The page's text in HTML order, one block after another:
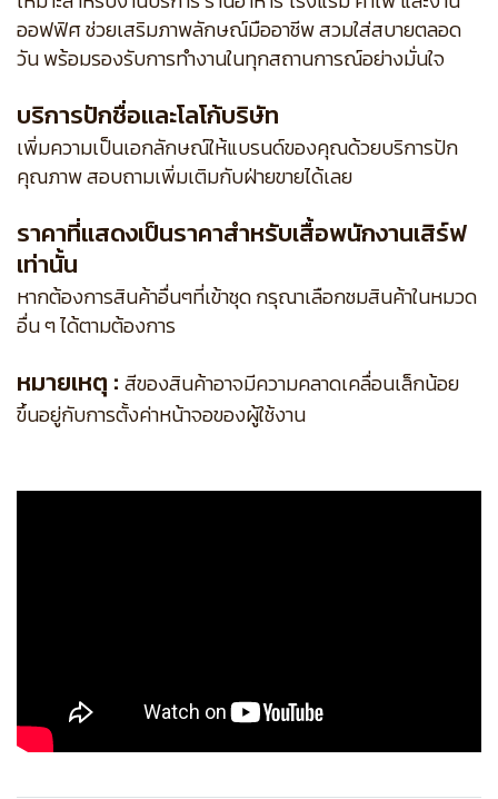
ออฟฟิศ ช่วยเสริมภาพลักษณ์มืออาชีพ สวมใส่สบายตลอด
วัน พร้อมรองรับการทำงานในทุกสถานการณ์อย่างมั่นใจ
บริการปักชื่อและโลโก้บริษัท
เพิ่มความเป็นเอกลักษณ์ให้แบรนด์ของคุณด้วยบริการปัก
คุณภาพ สอบถามเพิ่มเติมกับฝ่ายขายได้เลย
ราคาที่แสดงเป็นราคาสำหรับเสื้อพนักงานเสิร์ฟ
เท่านั้น
หากต้องการสินค้าอื่นๆที่เข้าชุด กรุณาเลือกชมสินค้าในหมวด
อื่น ๆ ได้ตามต้องการ
หมายเหตุ : สีของสินค้าอาจมีความคลาดเคลื่อนเล็กน้อย
ขึ้นอยู่กับการตั้งค่าหน้าจอของผู้ใช้งาน